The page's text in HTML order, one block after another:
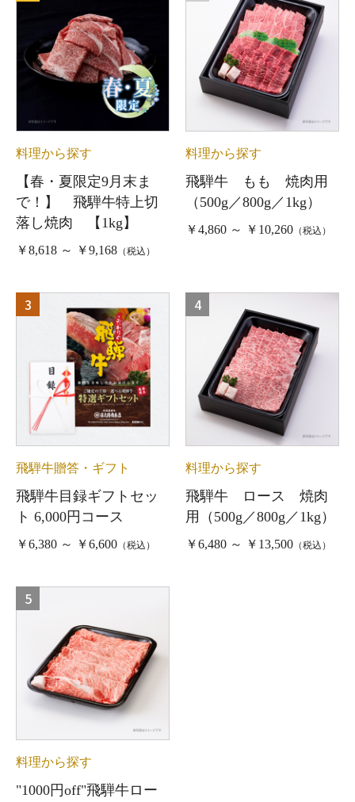
料理から探す
【春・夏限定9月末ま
で！】 飛騨牛特上切
落し焼肉 【1kg】
￥8,618 ～ ￥9,168 （税込）
料理から探す
飛騨牛 もも 焼肉用
（500g／800g／1kg）
￥4,860 ～ ￥10,260 （税込）
3
飛騨牛贈答・ギフト
飛騨牛目録ギフトセッ
ト 6,000円コース
￥6,380 ～ ￥6,600 （税込）
4
料理から探す
飛騨牛 ロース 焼肉
用（500g／800g／1kg）
￥6,480 ～ ￥13,500 （税込）
5
料理から探す
"1000円off"飛騨牛ロー